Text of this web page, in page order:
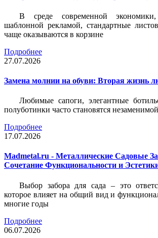
В среде современной экономики,
шаблонной рекламой, стандартные
чаще оказываются в корзине
Подробнее
27.07.2026
Замена молнии на обуви: Вторая жизнь
Любимые сапоги, элегантные
полуботинки часто становятся
Подробнее
17.07.2026
Madmetal.ru - Металлические Садовые
Сочетание Функциональности и
Выбор забора для сада – это
которое влияет на общий вид и
многие годы
Подробнее
06.07.2026